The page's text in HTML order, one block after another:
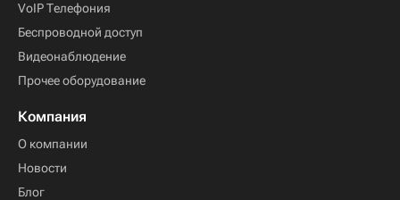
VoIP Телефония
Беспроводной доступ
Видеонаблюдение
Прочее оборудование
Компания
О компании
Новости
Блог